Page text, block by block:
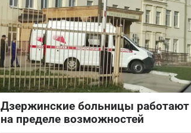
Дзержинские больницы работают
на пределе возможностей